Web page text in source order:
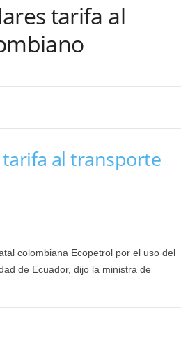
tarifa al
tarifa al transporte
colombiana Ecopetrol por el uso del
de Ecuador, dijo la ministra de